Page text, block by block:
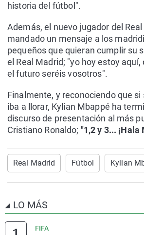
historia del fútbol".
Además, el nuevo jugador del
mandado un mensaje a los
pequeños que quieran cumplir su
el Real Madrid; "yo hoy estoy aquí,
el futuro seréis vosotros".
Finalmente, y reconociendo que
iba a llorar, Kylian Mbappé ha
discurso de presentación al más
Cristiano Ronaldo; "1,2 y 3... ¡Hala
Real Madrid Fútbol Kylian
LO MÁS
FIFA